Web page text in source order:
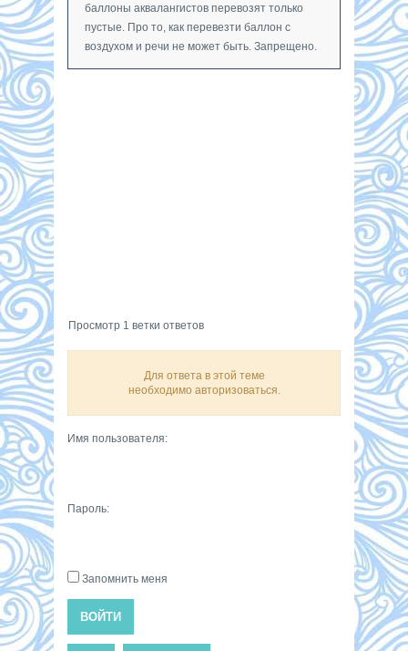
баллоны аквалангистов перевозят только
пустые. Про то, как перевезти баллон с
воздухом и речи не может быть. Запрещено.
Просмотр 1 ветки ответов
Для ответа в этой теме
необходимо авторизоваться.
Имя пользователя:
Пароль:
Запомнить меня
ВОЙТИ